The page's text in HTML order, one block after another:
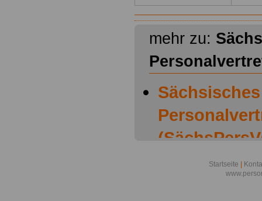
mehr zu:
Sächsisches
Sächsisches
Startseite